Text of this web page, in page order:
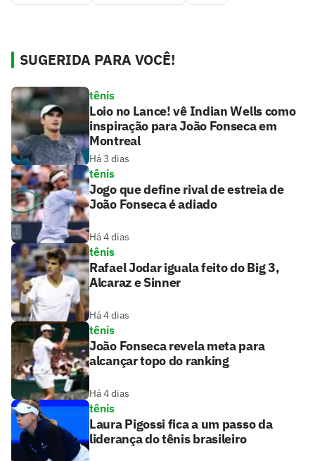
SUGERIDA PARA VOCÊ!
tênis
Loio no Lance! vê Indian Wells como
inspiração para João Fonseca em
Montreal
Há 3 dias
tênis
Jogo que define rival de estreia de
João Fonseca é adiado
Há 4 dias
tênis
Rafael Jodar iguala feito do Big 3,
Alcaraz e Sinner
Há 4 dias
tênis
João Fonseca revela meta para
alcançar topo do ranking
Há 4 dias
tênis
Laura Pigossi fica a um passo da
liderança do tênis brasileiro